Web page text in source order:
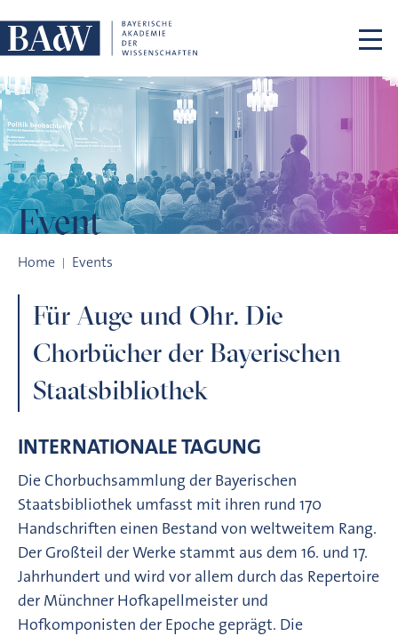
Event
Home Events
Für Auge und Ohr. Die
Chorbücher der Bayerischen
Staatsbibliothek
INTERNATIONALE TAGUNG
Die Chorbuchsammlung der Bayerischen
Staatsbibliothek umfasst mit ihren rund 170
Handschriften einen Bestand von weltweitem Rang.
Der Großteil der Werke stammt aus dem 16. und 17.
Jahrhundert und wird vor allem durch das Repertoire
der Münchner Hofkapellmeister und
Hofkomponisten der Epoche geprägt. Die